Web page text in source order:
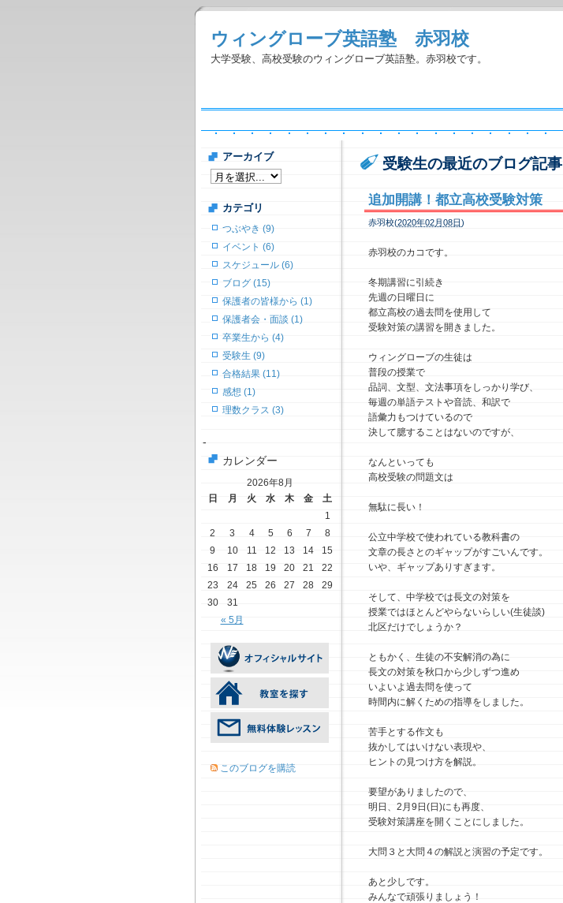
ウィングローブ英語塾 赤羽校
大学受験、高校受験のウィングローブ英語塾。赤羽校です。
受験生の最近のブログ記事
追加開講！都立高校受験対策
赤羽校(2020年02月08日)
赤羽校のカコです。
冬期講習に引続き
先週の日曜日に
都立高校の過去問を使用して
受験対策の講習を開きました。
ウィングローブの生徒は
普段の授業で
品詞、文型、文法事項をしっかり学び、
毎週の単語テストや音読、和訳で
語彙力もつけているので
決して臆することはないのですが、
なんといっても
高校受験の問題文は
無駄に長い！
公立中学校で使われている教科書の
文章の長さとのギャップがすごいんです。
いや、ギャップありすぎます。
そして、中学校では長文の対策を
授業ではほとんどやらないらしい(生徒談)
北区だけでしょうか？
ともかく、生徒の不安解消の為に
長文の対策を秋口から少しずつ進め
いよいよ過去問を使って
時間内に解くための指導をしました。
苦手とする作文も
抜かしてはいけない表現や、
ヒントの見つけ方を解説。
要望がありましたので、
明日、2月9日(日)にも再度、
受験対策講座を開くことにしました。
大問３と大問４の解説と演習の予定です。
あと少しです。
みんなで頑張りましょう！
アーカイブ
カテゴリ
つぶやき (9)
イベント (6)
スケジュール (6)
ブログ (15)
保護者の皆様から (1)
保護者会・面談 (1)
卒業生から (4)
受験生 (9)
合格結果 (11)
感想 (1)
理数クラス (3)
-
カレンダー
2026年8月
日
月 火 水 木 金 土
« 5月
1
2
3 4 5 6 7
8
9
10 11 12 13 14
15
16
17 18 19 20 21
22
23
24 25 26 27 28
29
30
31
このブログを購読